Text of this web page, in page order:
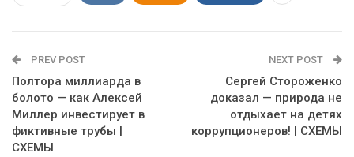
PREV POST
Полтора миллиарда в
болото — как Алексей
Миллер инвестирует в
фиктивные трубы |
СХЕМЫ
NEXT POST
Сергей Стороженко
доказал — природа не
отдыхает на детях
коррупционеров! | СХЕМЫ